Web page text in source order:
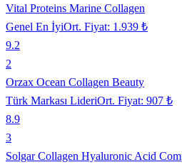
Vital Proteins Marine Collagen
Genel En İyiOrt. Fiyat: 1.939 ₺
9.2
2
Orzax Ocean Collagen Beauty
Türk Markası LideriOrt. Fiyat: 907 ₺
8.9
3
Solgar Collagen Hyaluronic Acid